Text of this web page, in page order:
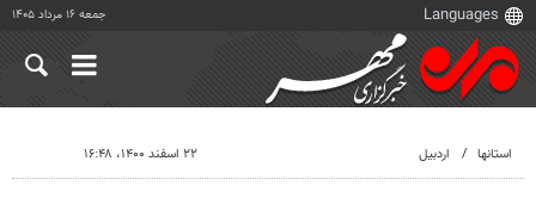
جمعه ۱۶ مرداد ۱۴۰۵
استانها اردبیل ۲۲ اسفند ۱۴۰۰، ۱۶:۴۸